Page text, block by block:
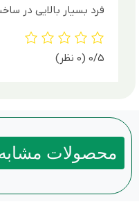
فرد بسیار بالایی در
0/5 (0 نظر)
محصولات